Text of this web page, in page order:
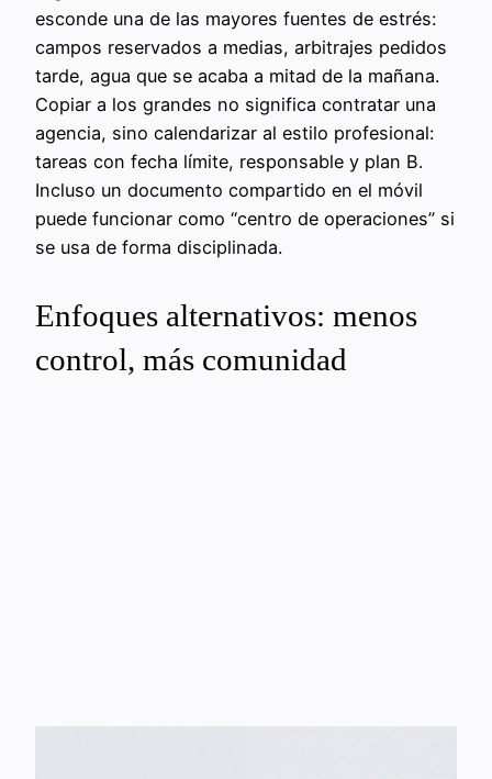
esconde una de las mayores fuentes de estrés:
campos reservados a medias, arbitrajes pedidos
tarde, agua que se acaba a mitad de la mañana.
Copiar a los grandes no significa contratar una
agencia, sino calendarizar al estilo profesional:
tareas con fecha límite, responsable y plan B.
Incluso un documento compartido en el móvil
puede funcionar como “centro de operaciones” si
se usa de forma disciplinada.
Enfoques alternativos: menos
control, más comunidad